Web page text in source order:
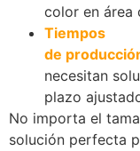
color en área
Tiempos
de
necesitan
plazo
No importa el
solución perfecta